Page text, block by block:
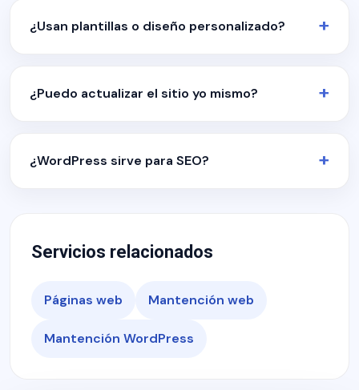
¿Usan plantillas o diseño personalizado?
¿Puedo actualizar el sitio yo mismo?
¿WordPress sirve para SEO?
Servicios relacionados
Páginas web Mantención web
Mantención WordPress